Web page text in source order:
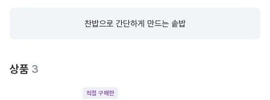
찬밥으로 간단하게 만드는 솥밥
상품 3
직접 구매한